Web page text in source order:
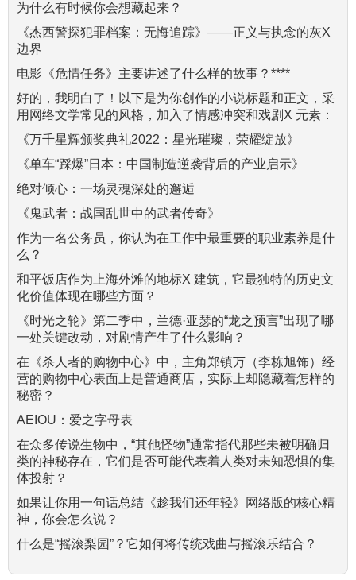
为什么有时候你会想藏起来？
《杰西警探犯罪档案：无悔追踪》——正义与执念的灰X
边界
电影《危情任务》主要讲述了什么样的故事？****
好的，我明白了！以下是为你创作的小说标题和正文，采
用网络文学常见的风格，加入了情感冲突和戏剧X 元素：
《万千星辉颁奖典礼2022：星光璀璨，荣耀绽放》
《单车“踩爆”日本：中国制造逆袭背后的产业启示》
绝对倾心：一场灵魂深处的邂逅
《鬼武者：战国乱世中的武者传奇》
作为一名公务员，你认为在工作中最重要的职业素养是什
么？
和平饭店作为上海外滩的地标X 建筑，它最独特的历史文
化价值体现在哪些方面？
《时光之轮》第二季中，兰德·亚瑟的“龙之预言”出现了哪
一处关键改动，对剧情产生了什么影响？
在《杀人者的购物中心》中，主角郑镇万（李栋旭饰）经
营的购物中心表面上是普通商店，实际上却隐藏着怎样的
秘密？
AEIOU：爱之字母表
在众多传说生物中，“其他怪物”通常指代那些未被明确归
类的神秘存在，它们是否可能代表着人类对未知恐惧的集
体投射？
如果让你用一句话总结《趁我们还年轻》网络版的核心精
神，你会怎么说？
什么是“摇滚梨园”？它如何将传统戏曲与摇滚乐结合？